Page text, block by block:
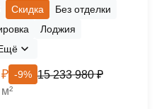
Скидка
Без отделки
Лоджия
-9% 15 233 980 ₽